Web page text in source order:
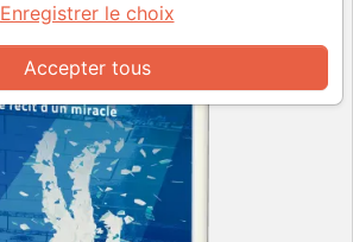
Accepter tous
Enregistrer le choix